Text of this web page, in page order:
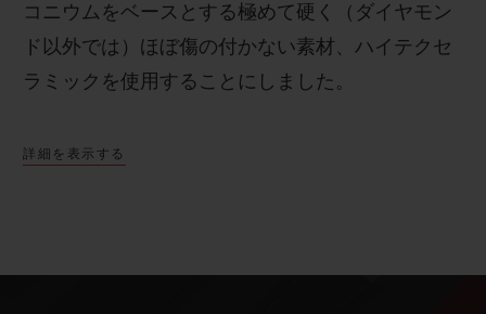
コニウムをベースとする極めて硬く（ダイヤモン
ド以外では）ほぼ傷の付かない素材、ハイテクセ
ラミックを使用することにしました。
詳細を表示する